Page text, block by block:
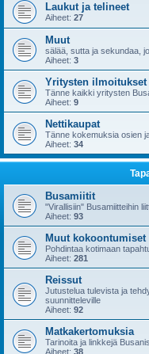
Laukut ja telineet
Aiheet: 27
Muut
sälää, sutta ja sekundaa,
Aiheet: 3
Yritysten ilmoitukset
Tänne kaikki yritysten
Aiheet: 9
Nettikaupat
Tänne kokemuksia osien
Aiheet: 34
Busamiitit
"Virallisiin" Busamiitteihin
Aiheet: 93
Muut kokoontumiset
Pohdintaa kotimaan
Aiheet: 281
Reissut
Jutustelua tulevista ja
suunnitteleville
Aiheet: 92
Matkakertomuksia
Tarinoita ja linkkejä
Aiheet: 38